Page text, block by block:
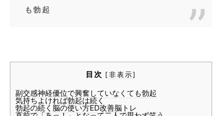
も勃起
目次 [非表示]
副交感神経優位で興奮していなくても勃起
気持ちよければ勃起は続く
勃起の続く脳の使い方ED改善脳トレ